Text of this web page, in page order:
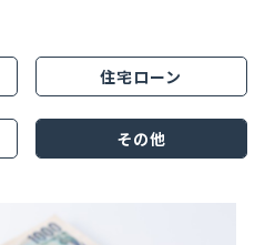
住宅ローン
その他